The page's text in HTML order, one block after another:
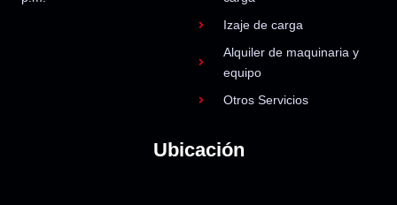
Izaje de carga
Alquiler de maquinaria y
equipo
Otros Servicios
Ubicación